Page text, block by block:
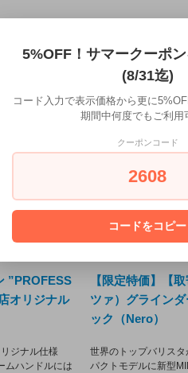
”PROFESS
オリジナル
ジナル仕様
ムハンドルには
【限定特価】【
ツァ）グライ
ック（Nero）
世界のトップバリス
パクトモデルに新型
5%OFF！サマークーポ
(8/31迄)
コード入力で表示価格から更に
期間中何度でもご利用
クーポンコード
2608
コードをコピー